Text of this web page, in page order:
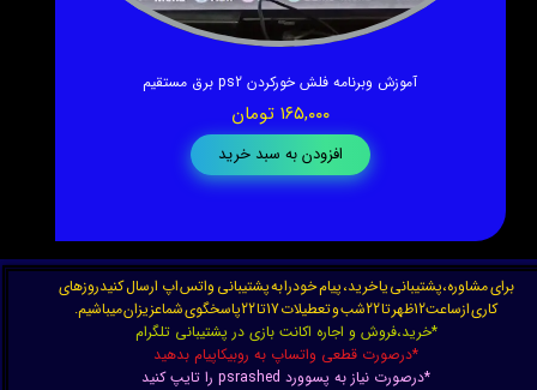
★★
آموزش وبرنامه فلش خورکردن ps2 برق مستقیم
۱۶۵,۰۰۰ تومان
افزودن به سبد خرید
برای مشاوره،پشتیبانی یا خرید، پیام خودرا به پشتیبانی واتس اپ ارسال کنیدروزهای
کاری ازساعت12ظهر تا 22شب و تعطیلات 17تا 22پاسخگوی شماعزیزان میباشیم.
*خرید،فروش و اجاره اکانت بازی در پشتیبانی تلگرام
*درصورت قطعی واتساپ به روبیکاپیام بدهید
*درصورت نیاز به پسوورد psrashed را تایپ کنید